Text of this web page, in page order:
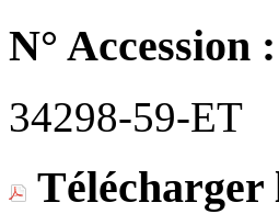
N° Accession :
34298-59-ET
Télécharger